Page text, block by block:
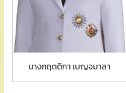
นางกฤตติกา เบญจมาลา